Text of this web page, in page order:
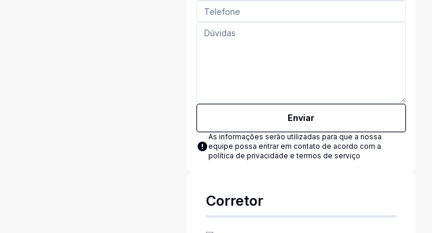
Enviar
As informações serão utilizadas para que a nossa
equipe possa entrar em contato de acordo com a
política de privacidade e termos de serviço
Corretor